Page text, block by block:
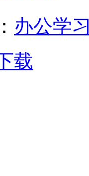
办公学习
载